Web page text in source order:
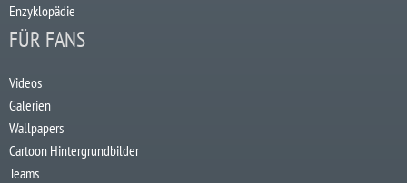
Enzyklopädie
FÜR FANS
Videos
Galerien
Wallpapers
Cartoon Hintergrundbilder
Teams